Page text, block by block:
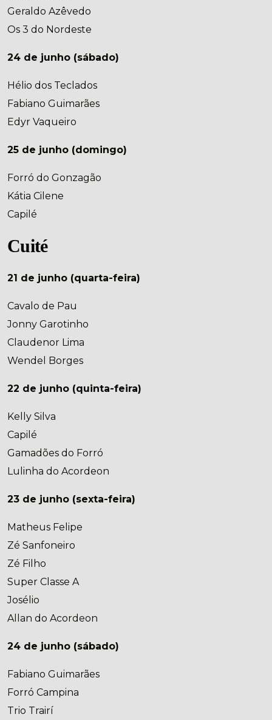
Geraldo Azêvedo
Os 3 do Nordeste
24 de junho (sábado)
Hélio dos Teclados
Fabiano Guimarães
Edyr Vaqueiro
25 de junho (domingo)
Forró do Gonzagão
Kátia Cilene
Capilé
Cuité
21 de junho (quarta-feira)
Cavalo de Pau
Jonny Garotinho
Claudenor Lima
Wendel Borges
22 de junho (quinta-feira)
Kelly Silva
Capilé
Gamadões do Forró
Lulinha do Acordeon
23 de junho (sexta-feira)
Matheus Felipe
Zé Sanfoneiro
Zé Filho
Super Classe A
Josélio
Allan do Acordeon
24 de junho (sábado)
Fabiano Guimarães
Forró Campina
Trio Trairí